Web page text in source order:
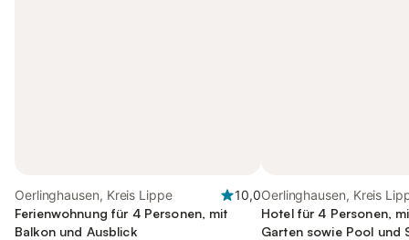
Oerlinghausen, Kreis Lippe
10,0
Ferienwohnung für 4 Personen, mit
Balkon und Ausblick
Oerlinghausen, Kreis
Hotel für 4 Personen,
Garten sowie Pool und